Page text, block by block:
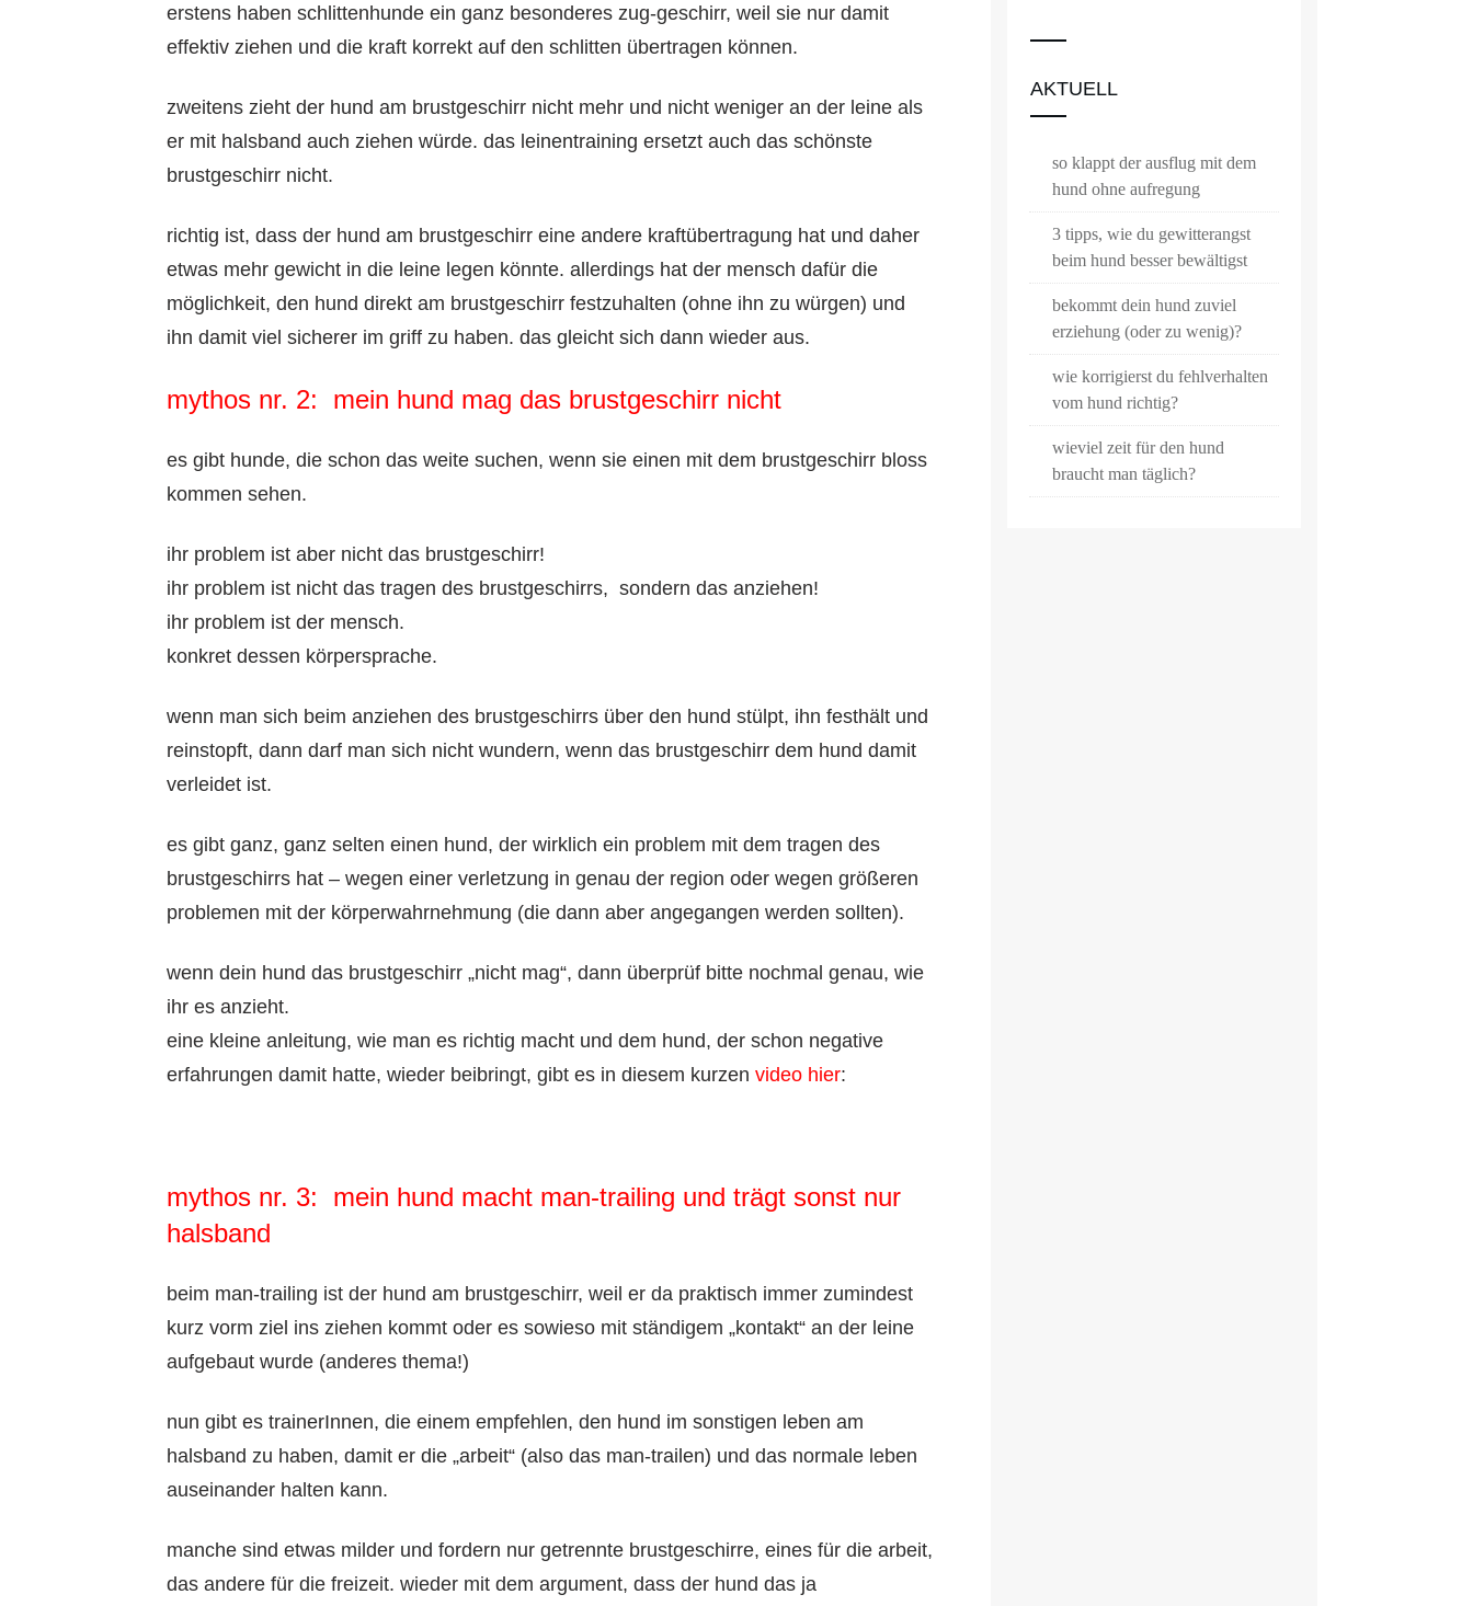
erstens haben schlittenhunde ein ganz besonderes zug-geschirr, weil sie nur damit
effektiv ziehen und die kraft korrekt auf den schlitten übertragen können.
zweitens zieht der hund am brustgeschirr nicht mehr und nicht weniger an der leine als
er mit halsband auch ziehen würde. das leinentraining ersetzt auch das schönste
brustgeschirr nicht.
richtig ist, dass der hund am brustgeschirr eine andere kraftübertragung hat und daher
etwas mehr gewicht in die leine legen könnte. allerdings hat der mensch dafür die
möglichkeit, den hund direkt am brustgeschirr festzuhalten (ohne ihn zu würgen) und
ihn damit viel sicherer im griff zu haben. das gleicht sich dann wieder aus.
mythos nr. 2: mein hund mag das brustgeschirr nicht
es gibt hunde, die schon das weite suchen, wenn sie einen mit dem brustgeschirr bloss
kommen sehen.
ihr problem ist aber nicht das brustgeschirr!
ihr problem ist nicht das tragen des brustgeschirrs, sondern das anziehen!
ihr problem ist der mensch.
konkret dessen körpersprache.
wenn man sich beim anziehen des brustgeschirrs über den hund stülpt, ihn festhält und
reinstopft, dann darf man sich nicht wundern, wenn das brustgeschirr dem hund damit
verleidet ist.
es gibt ganz, ganz selten einen hund, der wirklich ein problem mit dem tragen des
brustgeschirrs hat – wegen einer verletzung in genau der region oder wegen größeren
problemen mit der körperwahrnehmung (die dann aber angegangen werden sollten).
wenn dein hund das brustgeschirr „nicht mag“, dann überprüf bitte nochmal genau, wie
ihr es anzieht.
eine kleine anleitung, wie man es richtig macht und dem hund, der schon negative
erfahrungen damit hatte, wieder beibringt, gibt es in diesem kurzen video hier:
mythos nr. 3: mein hund macht man-trailing und trägt sonst nur
halsband
beim man-trailing ist der hund am brustgeschirr, weil er da praktisch immer zumindest
kurz vorm ziel ins ziehen kommt oder es sowieso mit ständigem „kontakt“ an der leine
aufgebaut wurde (anderes thema!)
nun gibt es trainerInnen, die einem empfehlen, den hund im sonstigen leben am
halsband zu haben, damit er die „arbeit“ (also das man-trailen) und das normale leben
auseinander halten kann.
manche sind etwas milder und fordern nur getrennte brustgeschirre, eines für die arbeit,
das andere für die freizeit. wieder mit dem argument, dass der hund das ja
AKTUELL
so klappt der ausflug mit dem
hund ohne aufregung
3 tipps, wie du gewitterangst
beim hund besser bewältigst
bekommt dein hund zuviel
erziehung (oder zu wenig)?
wie korrigierst du fehlverhalten
vom hund richtig?
wieviel zeit für den hund
braucht man täglich?